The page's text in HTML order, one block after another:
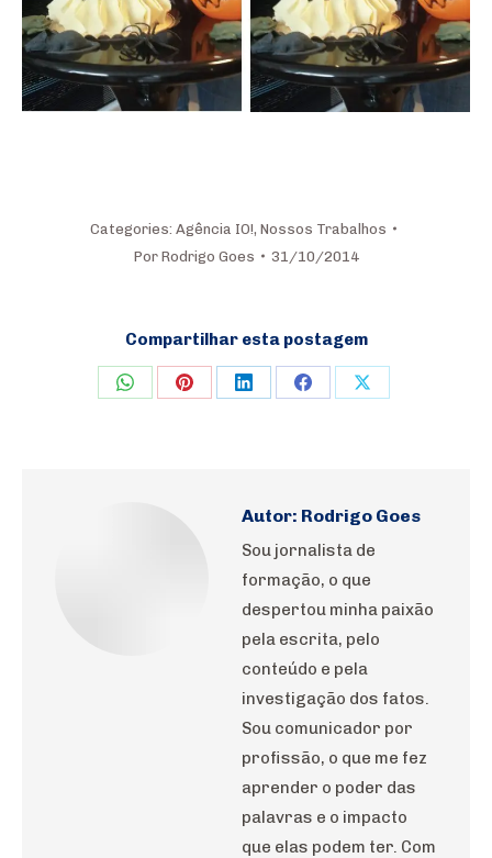
Categories: Agência IO!, Nossos Trabalhos
Por Rodrigo Goes 31/10/2014
Compartilhar esta postagem
Share Share Share Share Share
Autor: Rodrigo Goes
Sou jornalista de
formação, o que
despertou minha paixão
pela escrita, pelo
conteúdo e pela
investigação dos fatos.
Sou comunicador por
profissão, o que me fez
aprender o poder das
palavras e o impacto
que elas podem ter. Com